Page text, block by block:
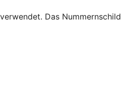
Das